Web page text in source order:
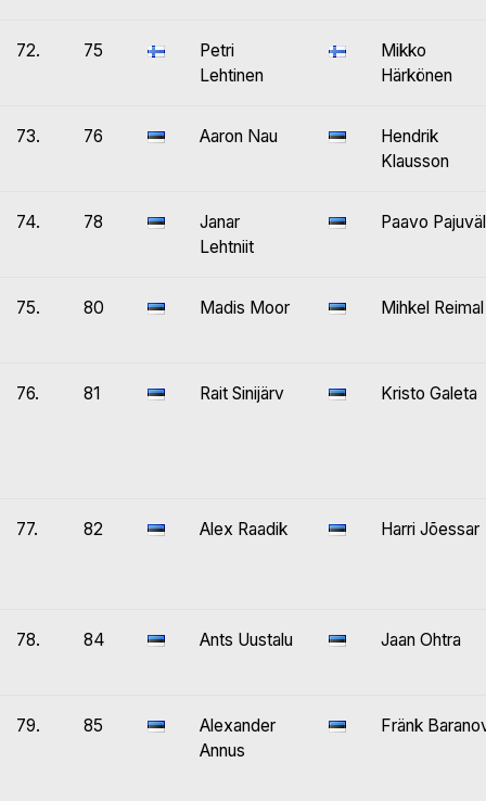
72. 75
Petri
Lehtinen
Mikko
Härkönen
73. 76 Aaron Nau
Hendrik
Klausson
74. 78
Janar
Lehtniit
Paavo
75. 80 Madis Moor Mihkel Reimal
76. 81 Rait Sinijärv Kristo Galeta
77. 82 Alex Raadik Harri Jõessar
78. 84 Ants Uustalu Jaan Ohtra
79. 85
Alexander
Annus
Fränk